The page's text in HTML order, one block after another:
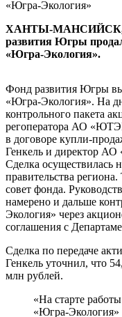
«Югра-Экология»
ХАНТЫ-МАНСИЙСК, 18
развития Югры
«Югра-Экология».
Фонд развития Югры
«Югра-Экология». На
контрольного пакета
регоператора АО
в договоре купли-
Генкель и директор
Сделка осуществилась
правительства
совет фонда.
намерено и дальше
Экология» через
соглашения с
Сделка по передаче
Генкель уточнил, что
млн рублей.
«На старте
«Югра-